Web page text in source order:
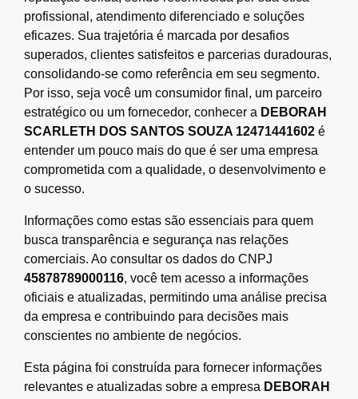
profissional, atendimento diferenciado e soluções
eficazes. Sua trajetória é marcada por desafios
superados, clientes satisfeitos e parcerias duradouras,
consolidando-se como referência em seu segmento.
Por isso, seja você um consumidor final, um parceiro
estratégico ou um fornecedor, conhecer a DEBORAH
SCARLETH DOS SANTOS SOUZA 12471441602 é
entender um pouco mais do que é ser uma empresa
comprometida com a qualidade, o desenvolvimento e
o sucesso.
Informações como estas são essenciais para quem
busca transparência e segurança nas relações
comerciais. Ao consultar os dados do CNPJ
45878789000116, você tem acesso a informações
oficiais e atualizadas, permitindo uma análise precisa
da empresa e contribuindo para decisões mais
conscientes no ambiente de negócios.
Esta página foi construída para fornecer informações
relevantes e atualizadas sobre a empresa DEBORAH